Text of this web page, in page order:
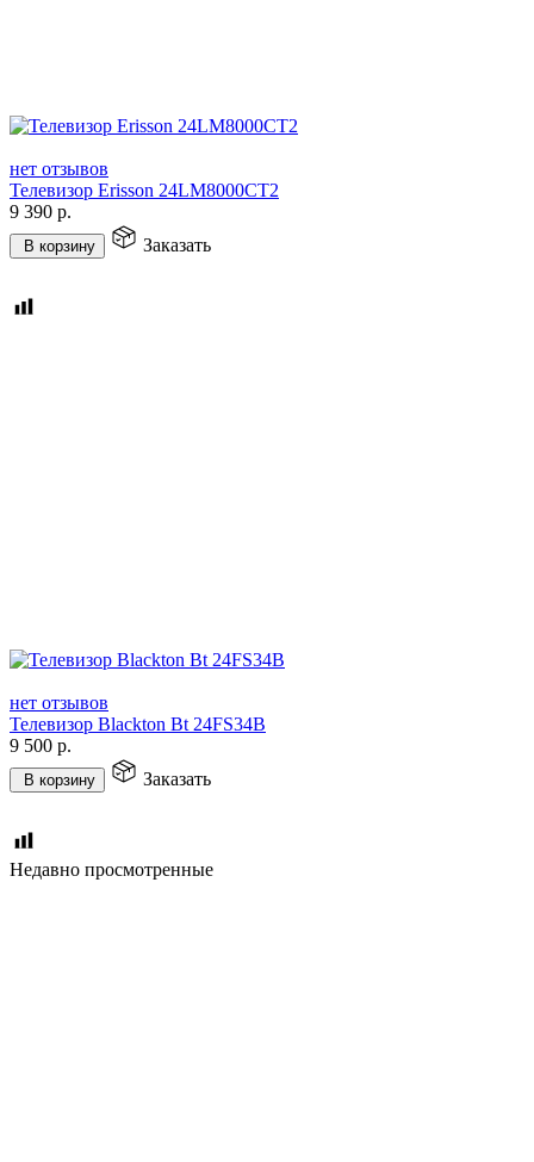
нет отзывов
Телевизор Erisson 24LM8000CT2
9 390 р.
В корзину Заказать
нет отзывов
Телевизор Blackton Bt 24FS34B
9 500 р.
В корзину Заказать
Недавно просмотренные